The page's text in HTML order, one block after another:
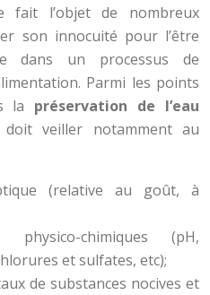
fait l’objet de nombreux
son innocuité pour l’être
dans un processus de
Parmi les points
la préservation de l’eau
veiller notamment au
(relative au goût, à
physico-chimiques (pH,
et sulfates, etc);
de substances nocives et